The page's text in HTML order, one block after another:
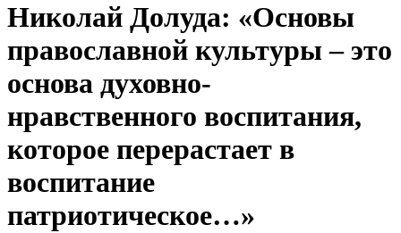
Николай Долуда: «Основы
православной культуры – это
основа духовно-
нравственного воспитания,
которое перерастает в
воспитание
патриотическое…»